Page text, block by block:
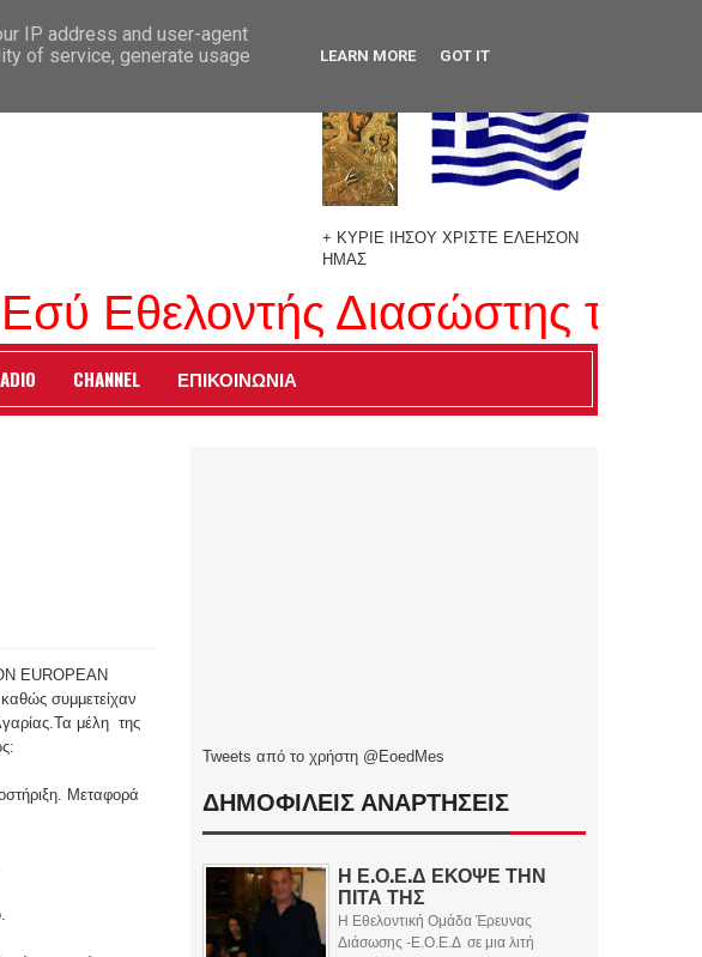
+ ΚΥΡΙΕ ΙΗΣΟΥ ΧΡΙΣΤΕ ΕΛΕΗΣΟΝ
ΗΜΑΣ
Εθελοντής Διασώστης της
CHANNEL ΕΠΙΚΟΙΝΩΝΙΑ
EUROPEAN
συμμετείχαν
μέλη της
Μεταφορά
Tweets από το χρήστη @EoedMes
ΔΗΜΟΦΙΛΕΙΣ ΑΝΑΡΤΗΣΕΙΣ
Η Ε.Ο.Ε.Δ ΕΚΟΨΕ ΤΗΝ
ΠΙΤΑ ΤΗΣ
Η Εθελοντική Ομάδα Έρευνας
Διάσωσης -Ε.Ο.Ε.Δ σε μια λιτή
IP address and user-agent
of service, generate usage
LEARN MORE GOT IT